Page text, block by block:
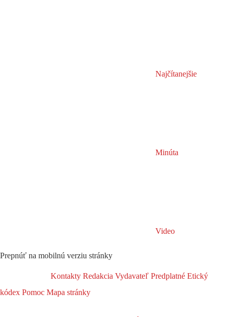
Najčítanejšie
Minúta
Video
Prepnúť na mobilnú verziu stránky
Kontakty Redakcia Vydavateľ Predplatné Etický
kódex Pomoc Mapa stránky